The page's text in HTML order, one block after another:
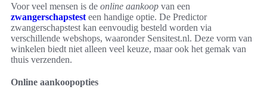
Voor veel mensen is de online aankoop van een
zwangerschapstest een handige optie. De Predictor
zwangerschapstest kan eenvoudig besteld worden via
verschillende webshops, waaronder Sensitest.nl. Deze vorm van
winkelen biedt niet alleen veel keuze, maar ook het gemak van
thuis verzenden.
Online aankoopopties